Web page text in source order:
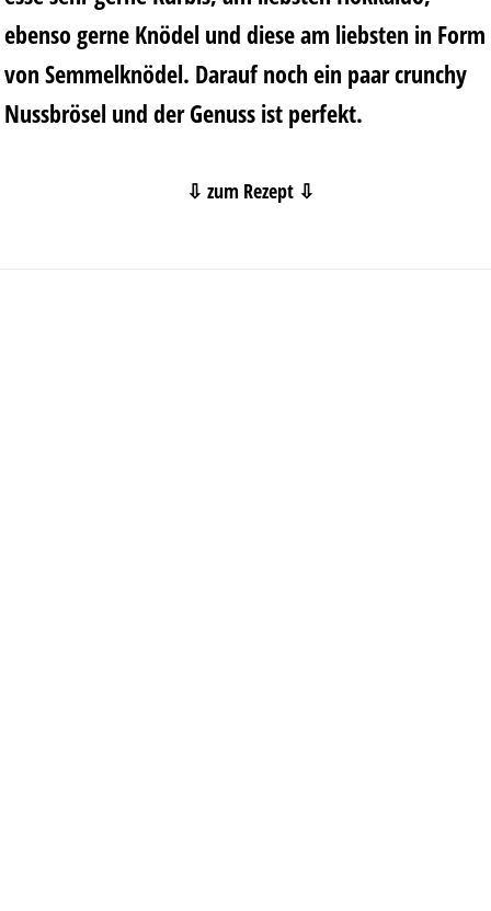
ebenso gerne Knödel und diese am liebsten in Form
von Semmelknödel. Darauf noch ein paar crunchy
Nussbrösel und der Genuss ist perfekt.
⇩ zum Rezept ⇩